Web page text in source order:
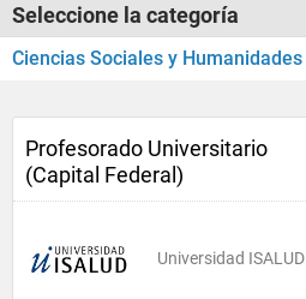
Seleccione la categoría
Ciencias Sociales y Humanidades
Profesorado Universitario
(Capital Federal)
Universidad ISALUD